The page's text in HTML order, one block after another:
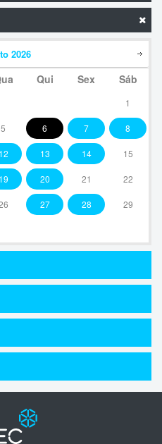
2026
Qui Sex Sáb
1
5 6 7 8
12 13 14 15
19 20 21 22
27 28 29